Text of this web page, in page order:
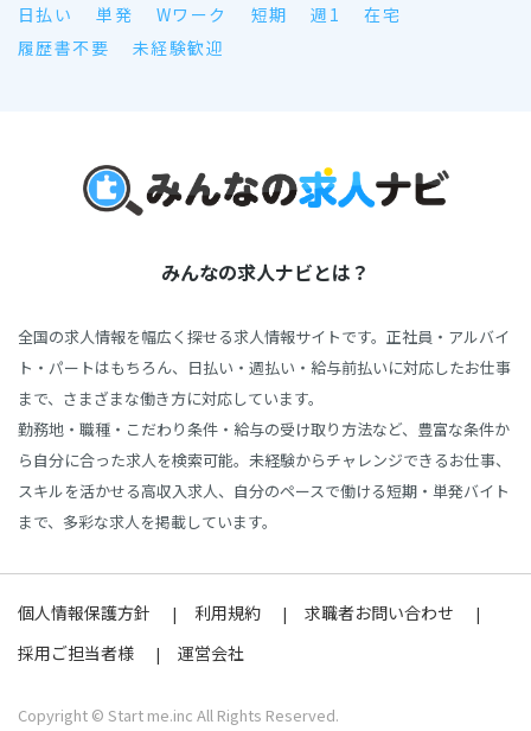
日払い 単発 Wワーク 短期 週1
在宅
履歴書不要
未経験歓迎
みんなの求人ナビとは？
全国の求人情報を幅広く探せる求人情報サイトです。正社員・アルバイ
ト・パートはもちろん、日払い・週払い・給与前払いに対応したお仕事
まで、さまざまな働き方に対応しています。
勤務地・職種・こだわり条件・給与の受け取り方法など、豊富な条件か
ら自分に合った求人を検索可能。未経験からチャレンジできるお仕事、
スキルを活かせる高収入求人、自分のペースで働ける短期・単発バイト
まで、多彩な求人を掲載しています。
個人情報保護方針 利用規約
求職者お問い合わせ
採用ご担当者様
運営会社
Copyright © Start me.inc All Rights Reserved.